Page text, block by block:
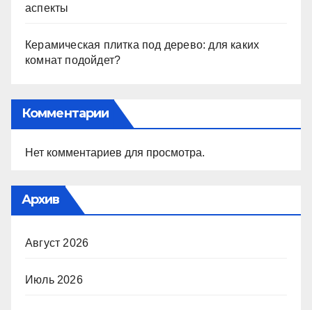
аспекты
Керамическая плитка под дерево: для каких
комнат подойдет?
Комментарии
Нет комментариев для просмотра.
Архив
Август 2026
Июль 2026